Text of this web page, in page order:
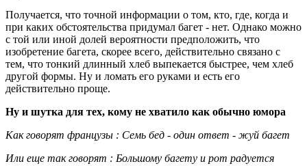
Получается, что точной информации о том, кто, где, когда и
при каких обстоятельства придумал багет - нет. Однако можно
с той или иной долей вероятности предположить, что
изобретение багета, скорее всего, действительно связано с
тем, что тонкий длинный хлеб выпекается быстрее, чем хлеб
другой формы. Ну и ломать его руками и есть его
действительно проще.
Ну и шутка для тех, кому не хватило как обычно юмора
Как говорят французы : Семь бед - один ответ - жуй багет
Или еще так говорят : Большому багету и рот радуется